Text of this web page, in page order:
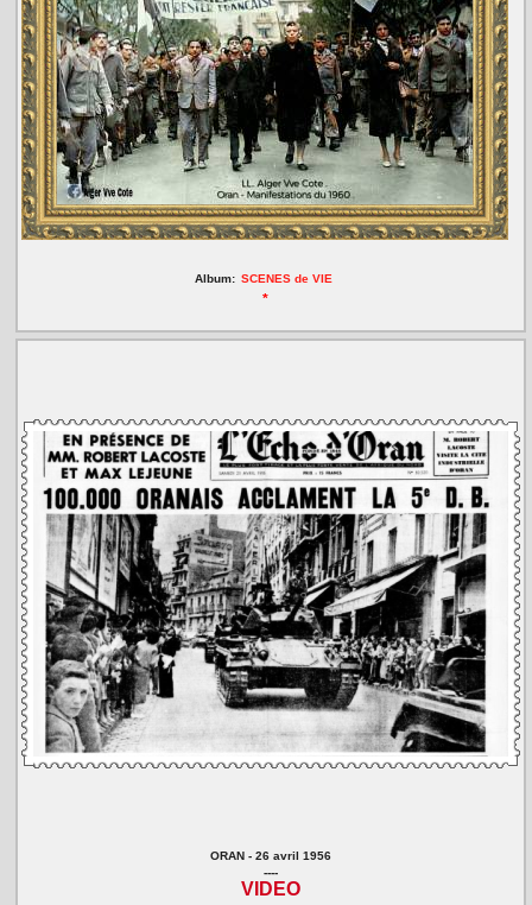
Album: SCENES de VIE
*
ORAN - 26 avril 1956
----
VIDEO